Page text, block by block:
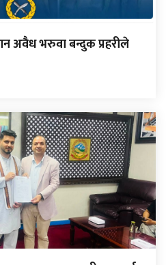
अवैध भरुवा बन्दुक प्रहरीले